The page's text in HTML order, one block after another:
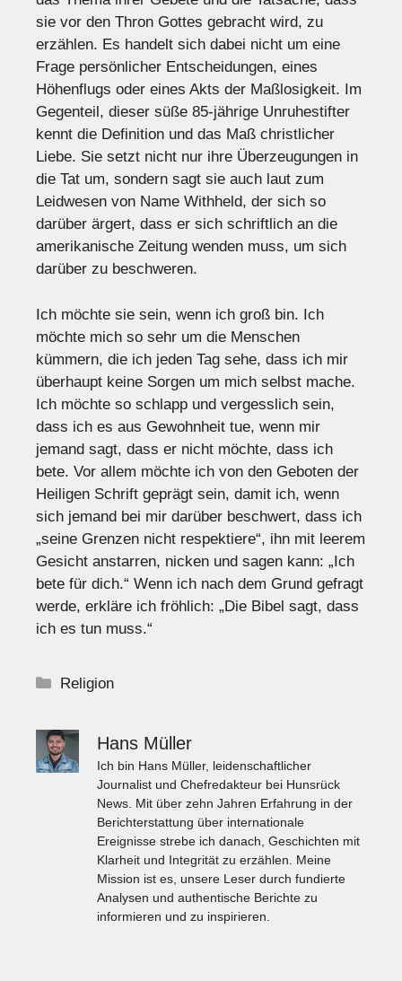
sie vor den Thron Gottes gebracht wird, zu
erzählen. Es handelt sich dabei nicht um eine
Frage persönlicher Entscheidungen, eines
Höhenflugs oder eines Akts der Maßlosigkeit. Im
Gegenteil, dieser süße 85-jährige Unruhestifter
kennt die Definition und das Maß christlicher
Liebe. Sie setzt nicht nur ihre Überzeugungen in
die Tat um, sondern sagt sie auch laut zum
Leidwesen von Name Withheld, der sich so
darüber ärgert, dass er sich schriftlich an die
amerikanische Zeitung wenden muss, um sich
darüber zu beschweren.
Ich möchte sie sein, wenn ich groß bin. Ich
möchte mich so sehr um die Menschen
kümmern, die ich jeden Tag sehe, dass ich mir
überhaupt keine Sorgen um mich selbst mache.
Ich möchte so schlapp und vergesslich sein,
dass ich es aus Gewohnheit tue, wenn mir
jemand sagt, dass er nicht möchte, dass ich
bete. Vor allem möchte ich von den Geboten der
Heiligen Schrift geprägt sein, damit ich, wenn
sich jemand bei mir darüber beschwert, dass ich
„seine Grenzen nicht respektiere“, ihn mit leerem
Gesicht anstarren, nicken und sagen kann: „Ich
bete für dich.“ Wenn ich nach dem Grund gefragt
werde, erkläre ich fröhlich: „Die Bibel sagt, dass
ich es tun muss.“
Kategorien
Religion
Hans Müller
Ich bin Hans Müller, leidenschaftlicher
Journalist und Chefredakteur bei Hunsrück
News. Mit über zehn Jahren Erfahrung in der
Berichterstattung über internationale
Ereignisse strebe ich danach, Geschichten mit
Klarheit und Integrität zu erzählen. Meine
Mission ist es, unsere Leser durch fundierte
Analysen und authentische Berichte zu
informieren und zu inspirieren.